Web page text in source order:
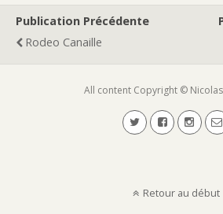
Publication Précédente
Rodeo Canaille
All content Copyright ©
Retour au début